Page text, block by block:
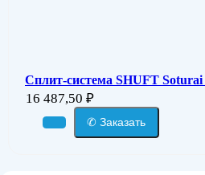
Сплит-система SHUFT
16 487,50 ₽
✆ Заказать